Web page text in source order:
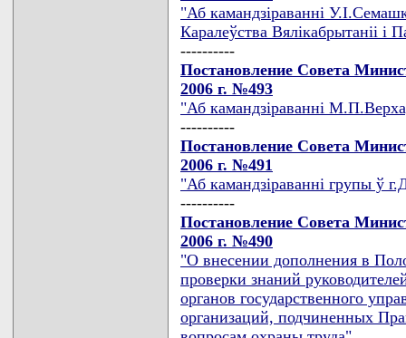
"Аб камандзiраваннi
Каралеўства Вялiкабрытанii i
----------
Постановление Совета
2006 г. №493
"Аб камандзiраваннi
----------
Постановление Совета
2006 г. №491
"Аб камандзiраваннi групы ў
----------
Постановление Совета
2006 г. №490
"О внесении дополнения в
проверки знаний
органов государственного
организаций, подчиненных